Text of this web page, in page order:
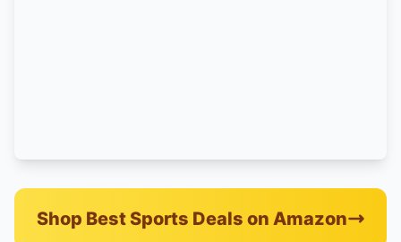
Shop Best Sports Deals on Amazon